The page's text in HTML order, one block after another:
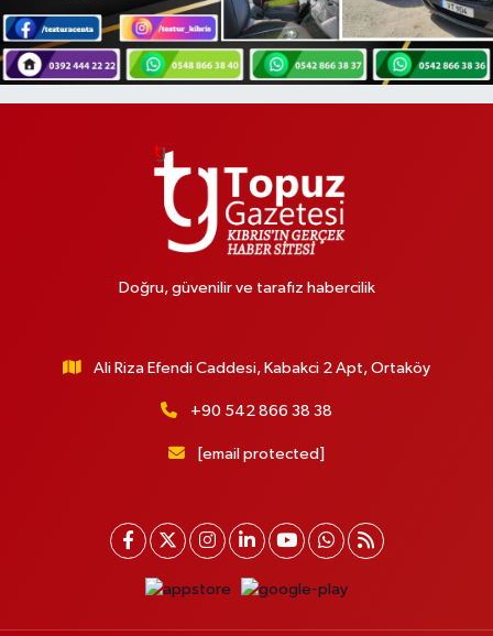
Doğru, güvenilir ve tarafız habercilik
Ali Riza Efendi Caddesi, Kabakci 2 Apt, Ortaköy
+90 542 866 38 38
[email protected]